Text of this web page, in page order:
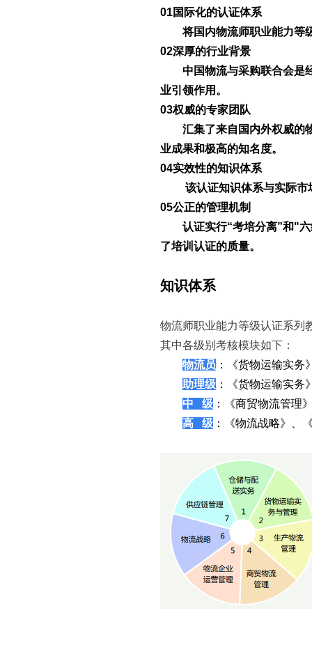
01国际化的认证体系
将国内物流师职业能力等
02深厚的行业背景
中国物流与采购联合会是
业引领作用。
03权威的专家团队
汇集了来自国内外权威的
业成果和极高的知名度。
04实效性的知识体系
该认证知识体系与实际
05公正的管理机制
认证实行“考培分离”和"
了培训认证的质量。
知识体系
物流师职业能力等级认证系列
其中各级别考核模块如下：
物流员 ：《货物运输实务
助理级 ：《货物运输实务
中 级 ：《商贸物流
高 级 ：《物流战略》、